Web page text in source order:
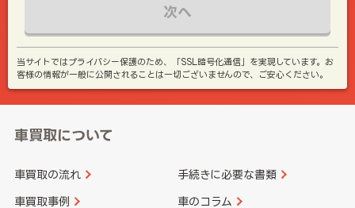
次へ
当サイトではプライバシー保護のため、「SSL暗号化通信」を実現しています。お
客様の情報が一般に公開されることは一切ございませんので、ご安心ください。
車買取について
車買取の流れ 手続きに必要な書類
車買取事例 車のコラム